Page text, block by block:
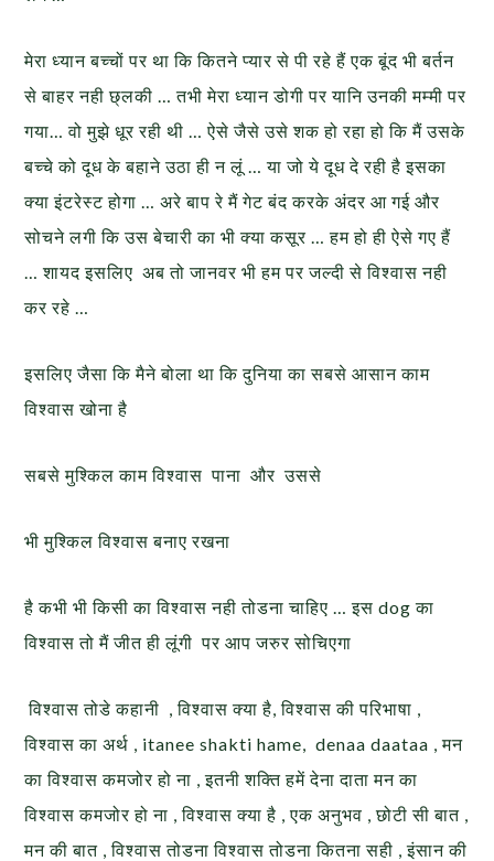
मेरा ध्यान बच्चों पर था कि कितने प्यार से पी रहे हैं एक बूंद भी बर्तन
से बाहर नही छ्लकी … तभी मेरा ध्यान डोगी पर यानि उनकी मम्मी पर
गया… वो मुझे धूर रही थी … ऐसे जैसे उसे शक हो रहा हो कि मैं उसके
बच्चे को दूध के बहाने उठा ही न लूं … या जो ये दूध दे रही है इसका
क्या इंटरेस्ट होगा … अरे बाप रे मैं गेट बंद करके अंदर आ गई और
सोचने लगी कि उस बेचारी का भी क्या कसूर … हम हो ही ऐसे गए हैं
… शायद इसलिए अब तो जानवर भी हम पर जल्दी से विश्वास नही
कर रहे …
इसलिए जैसा कि मैने बोला था कि दुनिया का सबसे आसान काम
विश्वास खोना है
सबसे मुश्किल काम विश्वास पाना और उससे
भी मुश्किल विश्वास बनाए रखना
है कभी भी किसी का विश्वास नही तोडना चाहिए … इस dog का
विश्वास तो मैं जीत ही लूंगी पर आप जरुर सोचिएगा
विश्वास तोडे कहानी , विश्वास क्या है, विश्वास की परिभाषा ,
विश्वास का अर्थ , itanee shakti hame, denaa daataa , मन
का विश्वास कमजोर हो ना , इतनी शक्ति हमें देना दाता मन का
विश्वास कमजोर हो ना , विश्वास क्या है , एक अनुभव , छोटी सी बात ,
मन की बात , विश्वास तोडना विश्वास तोडना कितना सही , इंसान की